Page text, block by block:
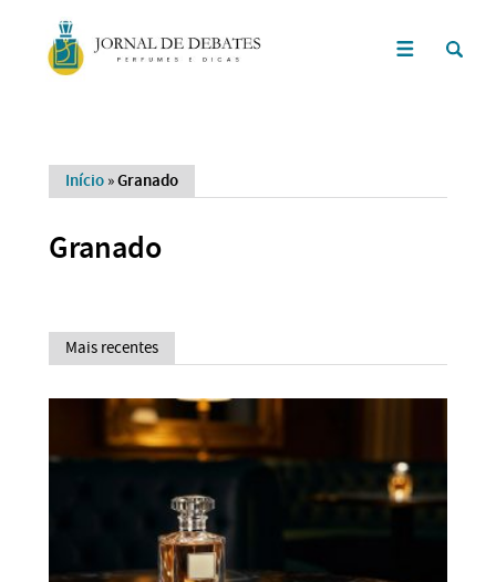
Início »Granado
Granado
Mais recentes